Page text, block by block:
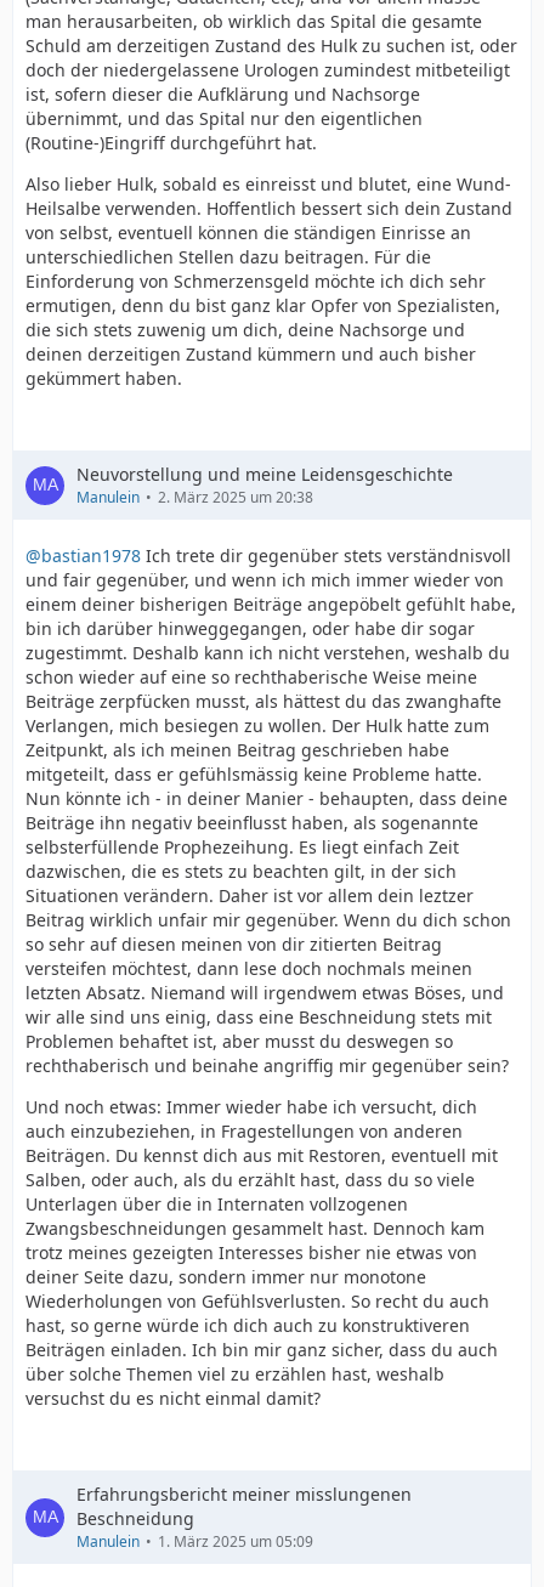
man herausarbeiten, ob wirklich das Spital die gesamte
Schuld am derzeitigen Zustand des Hulk zu suchen ist, oder
doch der niedergelassene Urologen zumindest mitbeteiligt
ist, sofern dieser die Aufklärung und Nachsorge
übernimmt, und das Spital nur den eigentlichen
(Routine-)Eingriff durchgeführt hat.
Also lieber Hulk, sobald es einreisst und blutet, eine Wund-
Heilsalbe verwenden. Hoffentlich bessert sich dein Zustand
von selbst, eventuell können die ständigen Einrisse an
unterschiedlichen Stellen dazu beitragen. Für die
Einforderung von Schmerzensgeld möchte ich dich sehr
ermutigen, denn du bist ganz klar Opfer von Spezialisten,
die sich stets zuwenig um dich, deine Nachsorge und
deinen derzeitigen Zustand kümmern und auch bisher
gekümmert haben.
Neuvorstellung und meine Leidensgeschichte
Manulein 2. März 2025 um 20:38
@bastian1978 Ich trete dir gegenüber stets verständnisvoll
und fair gegenüber, und wenn ich mich immer wieder von
einem deiner bisherigen Beiträge angepöbelt gefühlt habe,
bin ich darüber hinweggegangen, oder habe dir sogar
zugestimmt. Deshalb kann ich nicht verstehen, weshalb du
schon wieder auf eine so rechthaberische Weise meine
Beiträge zerpfücken musst, als hättest du das zwanghafte
Verlangen, mich besiegen zu wollen. Der Hulk hatte zum
Zeitpunkt, als ich meinen Beitrag geschrieben habe
mitgeteilt, dass er gefühlsmässig keine Probleme hatte.
Nun könnte ich - in deiner Manier - behaupten, dass deine
Beiträge ihn negativ beeinflusst haben, als sogenannte
selbsterfüllende Prophezeihung. Es liegt einfach Zeit
dazwischen, die es stets zu beachten gilt, in der sich
Situationen verändern. Daher ist vor allem dein leztzer
Beitrag wirklich unfair mir gegenüber. Wenn du dich schon
so sehr auf diesen meinen von dir zitierten Beitrag
versteifen möchtest, dann lese doch nochmals meinen
letzten Absatz. Niemand will irgendwem etwas Böses, und
wir alle sind uns einig, dass eine Beschneidung stets mit
Problemen behaftet ist, aber musst du deswegen so
rechthaberisch und beinahe angriffig mir gegenüber sein?
Und noch etwas: Immer wieder habe ich versucht, dich
auch einzubeziehen, in Fragestellungen von anderen
Beiträgen. Du kennst dich aus mit Restoren, eventuell mit
Salben, oder auch, als du erzählt hast, dass du so viele
Unterlagen über die in Internaten vollzogenen
Zwangsbeschneidungen gesammelt hast. Dennoch kam
trotz meines gezeigten Interesses bisher nie etwas von
deiner Seite dazu, sondern immer nur monotone
Wiederholungen von Gefühlsverlusten. So recht du auch
hast, so gerne würde ich dich auch zu konstruktiveren
Beiträgen einladen. Ich bin mir ganz sicher, dass du auch
über solche Themen viel zu erzählen hast, weshalb
versuchst du es nicht einmal damit?
Erfahrungsbericht meiner misslungenen
Beschneidung
Manulein 1. März 2025 um 05:09